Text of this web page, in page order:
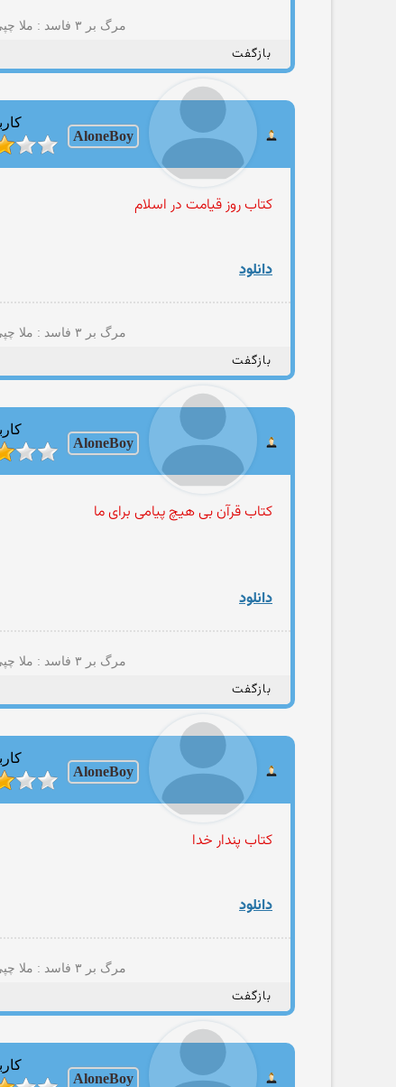
مرگ بر ۳ فاسد : ملا چپی مجاهد(+پسمانده های ۵۷؛نایاک؛مصومه قمی؛حامد مجاهدیون؛مهتدی کهنه تروریست تجزیه طلب و شرکا)
بازگفت
AloneBoy
کتاب روز قیامت در اسلام
دانلود
مرگ بر ۳ فاسد : ملا چپی مجاهد(+پسمانده های ۵۷؛نایاک؛مصومه قمی؛حامد مجاهدیون؛مهتدی کهنه تروریست تجزیه طلب و شرکا)
بازگفت
AloneBoy
کتاب قرآن بی هیچ پیامی برای ما
دانلود
مرگ بر ۳ فاسد : ملا چپی مجاهد(+پسمانده های ۵۷؛نایاک؛مصومه قمی؛حامد مجاهدیون؛مهتدی کهنه تروریست تجزیه طلب و شرکا)
بازگفت
AloneBoy
کتاب پندار خدا
دانلود
مرگ بر ۳ فاسد : ملا چپی مجاهد(+پسمانده های ۵۷؛نایاک؛مصومه قمی؛حامد مجاهدیون؛مهتدی کهنه تروریست تجزیه طلب و شرکا)
بازگفت
AloneBoy